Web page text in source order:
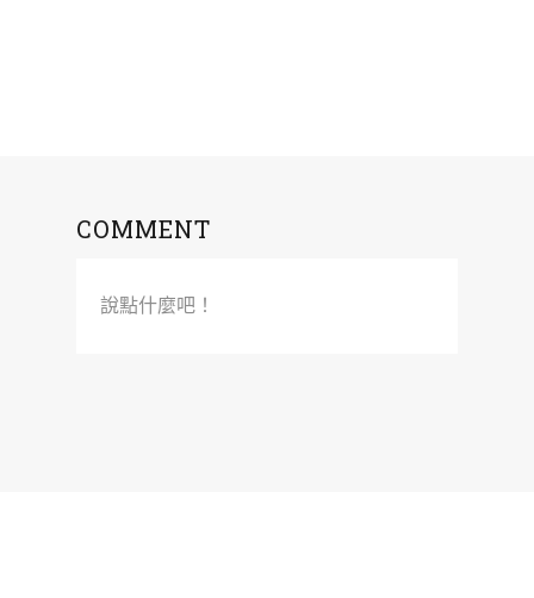
COMMENT
說點什麼吧！